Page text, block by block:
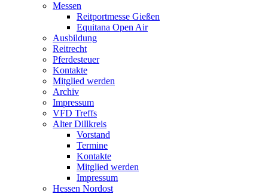
Messen
Reitportmesse Gießen
Equitana Open Air
Ausbildung
Reitrecht
Pferdesteuer
Kontakte
Mitglied werden
Archiv
Impressum
VFD Treffs
Alter Dillkreis
Vorstand
Termine
Kontakte
Mitglied werden
Impressum
Hessen Nordost